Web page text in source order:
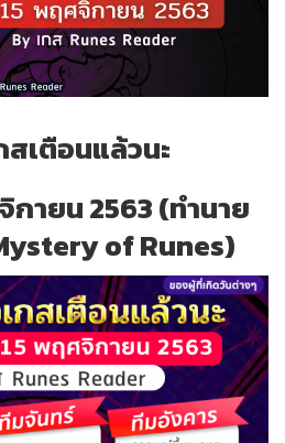
เตือนแล้วนะ
กายน 2563 (ทำนาย
of Runes)